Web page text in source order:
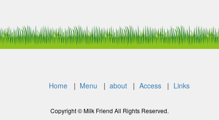
Home Menu about Access Links
Copyright © Milk Friend All Rights Reserved.